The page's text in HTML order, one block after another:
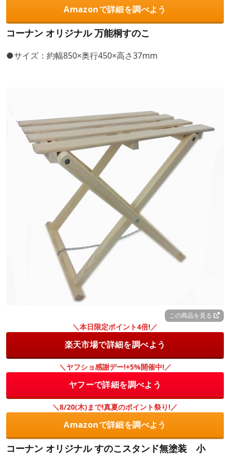
Amazonで詳細を調べよう
コーナン オリジナル 万能桐すのこ
●サイズ：約幅850×奥行450×高さ37mm
この商品を見る
＼本日限定ポイント4倍!／
楽天市場で詳細を調べよう
＼ヤフショ感謝デー!+5%開催中!／
ヤフーで詳細を調べよう
＼8/20(木)まで!真夏のポイント祭り!／
Amazonで詳細を調べよう
コーナン オリジナル すのこスタンド無塗装 小